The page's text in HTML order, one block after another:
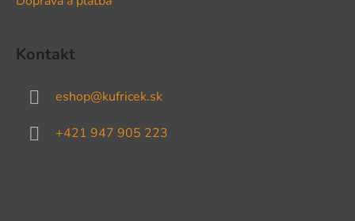
Kontakt
eshop@kufricek.sk
+421 947 905 223